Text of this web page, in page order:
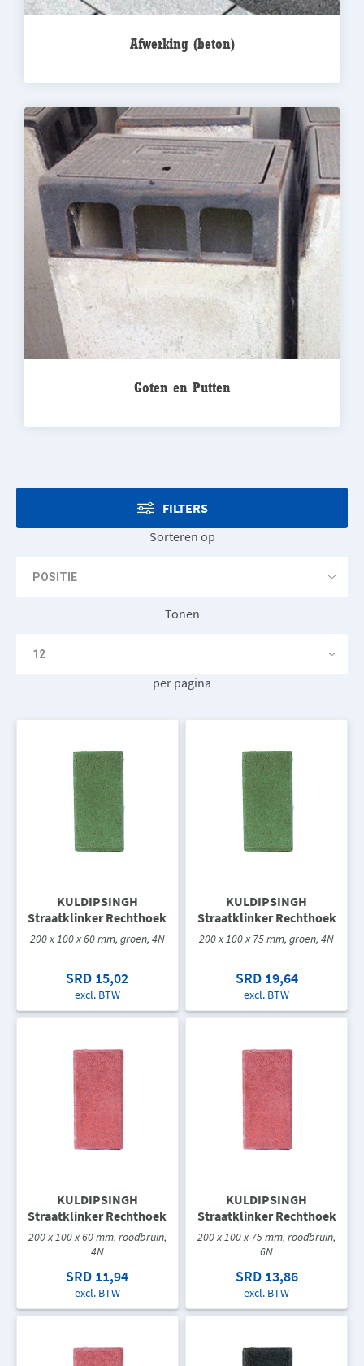
Afwerking (beton)
Goten en Putten
FILTERS
Sorteren op
Tonen
per pagina
KULDIPSINGH
Straatklinker Rechthoek
200 x 100 x 60 mm, groen, 4N
SRD 15,02
excl. BTW
KULDIPSINGH
Straatklinker Rechthoek
200 x 100 x 75 mm, groen, 4N
SRD 19,64
excl. BTW
KULDIPSINGH
Straatklinker Rechthoek
200 x 100 x 60 mm, roodbruin,
4N
SRD 11,94
excl. BTW
KULDIPSINGH
Straatklinker Rechthoek
200 x 100 x 75 mm, roodbruin,
6N
SRD 13,86
excl. BTW